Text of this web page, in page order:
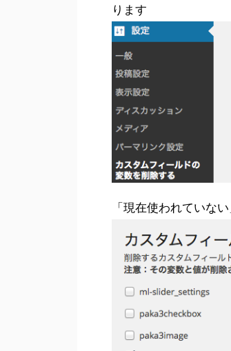
ります
「現在使われていな